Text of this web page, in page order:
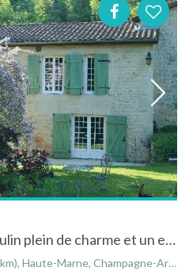
Gîte au jardin dans un moulin plein de charme et un environnement magnifique
Champagne-Ardenne, Grand Est, France